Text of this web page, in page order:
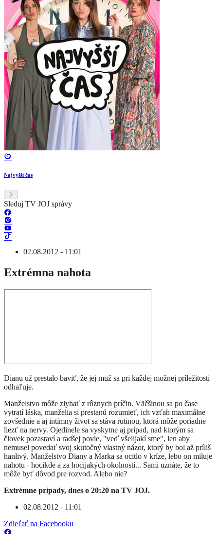
Najvyšší čas
Sleduj TV JOJ správy
02.08.2012 - 11:01
Extrémna nahota
Dianu už prestalo baviť, že jej muž sa pri každej možnej príležitosti
odhaľuje.
Manželstvo môže zlyhať z rôznych príčin. Väčšinou sa po čase
vytratí láska, manželia si prestanú rozumieť, ich vzťah maximálne
zovšednie a aj intímny život sa stáva rutinou, ktorá môže poriadne
liezť na nervy. Ojedinele sa vyskytne aj prípad, nad ktorým sa
človek pozastaví a radšej povie, "veď všelijakí sme", len aby
nemusel povedať svoj skutočný vlastný názor, ktorý by bol až príliš
hanlivý. Manželstvo Diany a Marka sa ocitlo v kríze, lebo on miluje
nahotu - hocikde a za hocijakých okolností... Sami uznáte, že to
môže byť dôvod pre rozvod. Alebo nie?
Extrémne prípady, dnes o 20:20 na TV JOJ.
02.08.2012 - 11:01
Zdieľať na Facebooku